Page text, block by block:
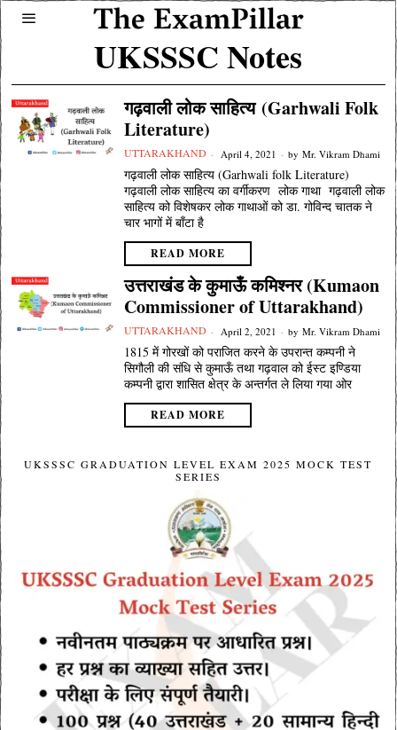
UKSSSC Notes
गढ़वाली लोक साहित्य (Garhwali Folk
Literature)
UTTARAKHAND April 4, 2021 by Mr. Vikram Dhami
गढ़वाली लोक साहित्य (Garhwali folk Literature)
गढ़वाली लोक साहित्य का वर्गीकरण लोक गाथा गढ़वाली लोक
साहित्य को विशेषकर लोक गाथाओं को डा. गोविन्द चातक ने
चार भागों में बाँटा है
READ MORE
उत्तराखंड के कुमाऊँ कमिश्नर (Kumaon
Commissioner of Uttarakhand)
UTTARAKHAND April 2, 2021 by Mr. Vikram Dhami
1815 में गोरखों को पराजित करने के उपरान्त कम्पनी ने
सिगौली की संधि से कुमाऊँ तथा गढ़वाल को ईस्ट इण्डिया
कम्पनी द्वारा शासित क्षेत्र के अन्तर्गत ले लिया गया ओर
READ MORE
UKSSSC GRADUATION LEVEL EXAM 2025 MOCK TEST
SERIES